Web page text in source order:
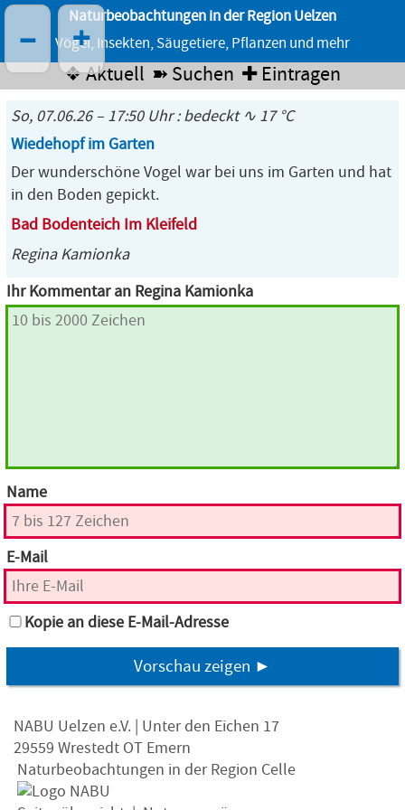
Naturbeobachtungen in der Region Uelzen
Vögel, Insekten, Säugetiere, Pflanzen und mehr
❖ Aktuell ➽ Suchen ✚ Eintragen
So, 07.06.26 – 17:50 Uhr : bedeckt ∿ 17 °C
Wiedehopf im Garten
Der wunderschöne Vogel war bei uns im Garten und hat
in den Boden gepickt.
Bad Bodenteich Im Kleifeld
Regina Kamionka
Ihr Kommentar an Regina Kamionka
Name
E-Mail
Kopie an diese E-Mail-Adresse
Vorschau zeigen ►
NABU Uelzen e.V. | Unter den Eichen 17
29559 Wrestedt OT Emern
Naturbeobachtungen in der Region Celle
– +